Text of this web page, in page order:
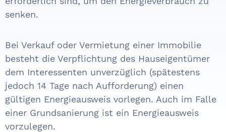
senken.
Bei Verkauf oder Vermie­tung einer Immo­bilie
besteht die Verpflichtung des Haus­eigen­tümer
dem Interes­senten unver­züglich (spätes­tens
jedoch 14 Tage nach Aufforde­rung) einen
gültigen Energie­ausweis vorlegen. Auch im Falle
einer Grundsanierung ist ein Energieausweis
vorzulegen.